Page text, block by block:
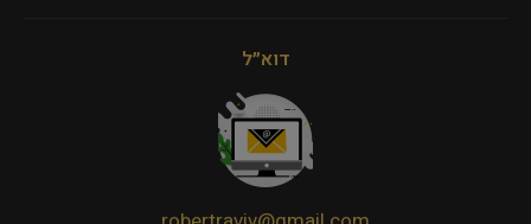
דוא״ל